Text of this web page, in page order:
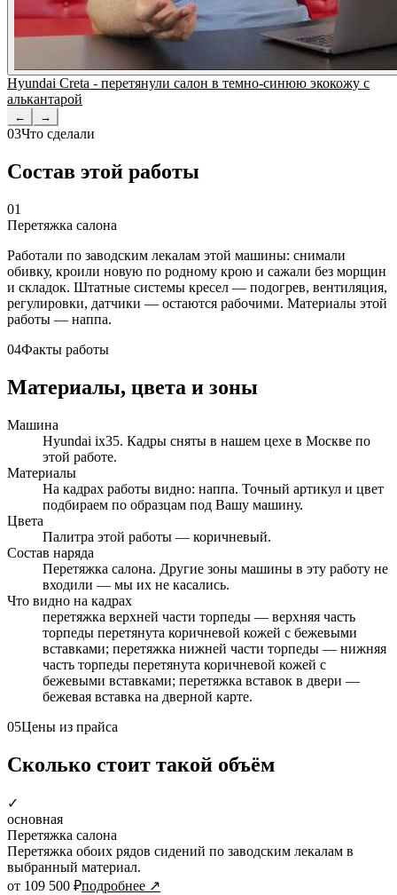
Hyundai Creta - перетянули салон в темно-синюю экокожу с
алькантарой
← →
03Что сделали
Состав этой работы
01
Перетяжка салона
Работали по заводским лекалам этой машины: снимали
обивку, кроили новую по родному крою и сажали без морщин
и складок. Штатные системы кресел — подогрев, вентиляция,
регулировки, датчики — остаются рабочими. Материалы этой
работы — наппа.
04Факты работы
Материалы, цвета и зоны
Машина
Hyundai ix35. Кадры сняты в нашем цехе в Москве по
этой работе.
Материалы
На кадрах работы видно: наппа. Точный артикул и цвет
подбираем по образцам под Вашу машину.
Цвета
Палитра этой работы — коричневый.
Состав наряда
Перетяжка салона. Другие зоны машины в эту работу не
входили — мы их не касались.
Что видно на кадрах
перетяжка верхней части торпеды — верхняя часть
торпеды перетянута коричневой кожей с бежевыми
вставками; перетяжка нижней части торпеды — нижняя
часть торпеды перетянута коричневой кожей с
бежевыми вставками; перетяжка вставок в двери —
бежевая вставка на дверной карте.
05Цены из прайса
Сколько стоит такой объём
✓
основная
Перетяжка салона
Перетяжка обоих рядов сидений по заводским лекалам в
выбранный материал.
от 109 500 ₽подробнее ↗